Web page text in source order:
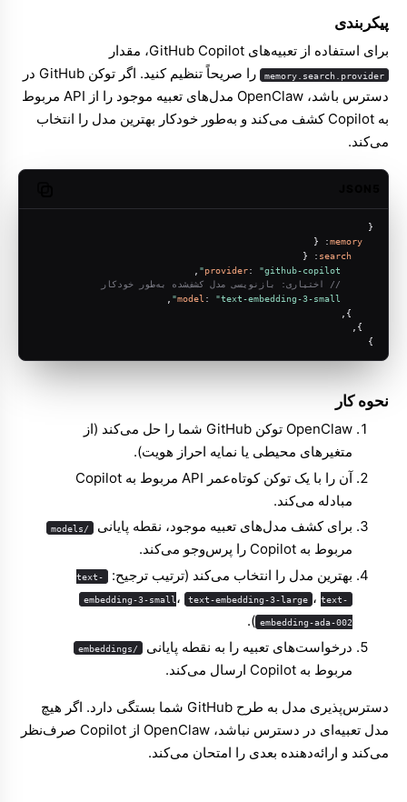
پیکربندی
برای استفاده از تعبیه‌های GitHub Copilot، مقدار
memory.search.provider
را صریحاً تنظیم کنید. اگر توکن GitHub در
دسترس باشد، OpenClaw مدل‌های تعبیه موجود را از API مربوط
به Copilot کشف می‌کند و به‌طور خودکار بهترین مدل را انتخاب
می‌کند.
{
memory
: {
search
: {
provider: "github-copilot"
// اختیاری: بازنویسی مدل کشف‌شده به‌طور خودکار
model : "text-embedding-3-small"
}
نحوه کار
OpenClaw توکن GitHub شما را حل می‌کند (از
متغیرهای محیطی یا نمایه احراز هویت).
آن را با یک توکن کوتاه‌عمر API مربوط به Copilot
مبادله می‌کند.
برای کشف مدل‌های تعبیه موجود، نقطه پایانی
/models
مربوط به Copilot را پرس‌وجو می‌کند.
بهترین مدل را انتخاب می‌کند (ترتیب ترجیح:
text-
embedding-3-small، text-embedding-3-large ،text-
embedding-ada-002
).
درخواست‌های تعبیه را به نقطه پایانی
/embeddings
مربوط به Copilot ارسال می‌کند.
دسترس‌پذیری مدل به طرح GitHub شما بستگی دارد. اگر هیچ
مدل تعبیه‌ای در دسترس نباشد، OpenClaw از Copilot صرف‌نظر
می‌کند و ارائه‌دهنده بعدی را امتحان می‌کند.